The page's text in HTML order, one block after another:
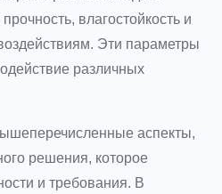
влагостойкость и
Эти параметры
различных
аспекты,
решения, которое
и требования. В